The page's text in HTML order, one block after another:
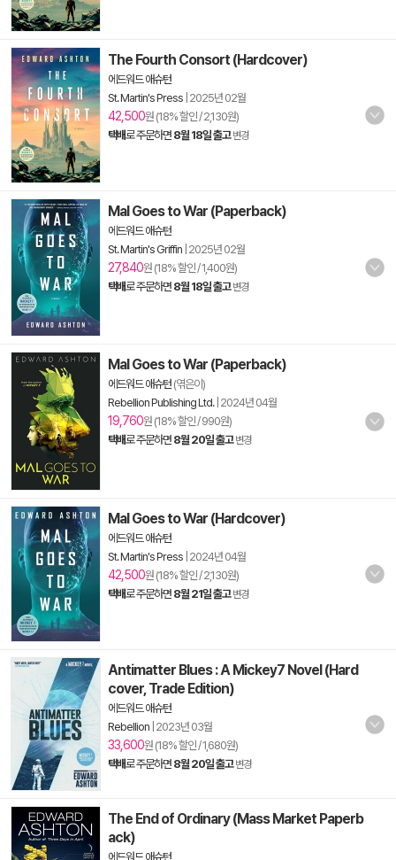
The Fourth Consort (Hardcover)
에드워드 애슈턴
St. Martin's Press 2025년 02월
42,500원 (18% 할인 / 2,130원)
택배로 주문하면 8월 18일 출고 변경
Mal Goes to War (Paperback)
에드워드 애슈턴
St. Martin's Griffin 2025년 02월
27,840원 (18% 할인 / 1,400원)
택배로 주문하면 8월 18일 출고 변경
Mal Goes to War (Paperback)
에드워드 애슈턴 (엮은이)
Rebellion Publishing Ltd.| 2024년 04월
19,760원 (18% 할인 / 990원)
택배로 주문하면 8월 20일 출고 변경
Mal Goes to War (Hardcover)
에드워드 애슈턴
St. Martin's Press 2024년 04월
42,500원 (18% 할인 / 2,130원)
택배로 주문하면 8월 21일 출고 변경
Antimatter Blues : A Mickey7 Novel (Hard
cover, Trade Edition)
에드워드 애슈턴
Rebellion 2023년 03월
33,600원 (18% 할인 / 1,680원)
택배로 주문하면 8월 20일 출고 변경
The End of Ordinary (Mass Market Paperb
ack)
에드워드 애슈턴